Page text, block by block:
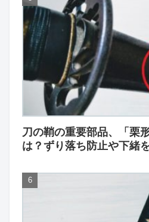
刀の鞘の重要部品、「栗
は？ずり落ち防止や下緒